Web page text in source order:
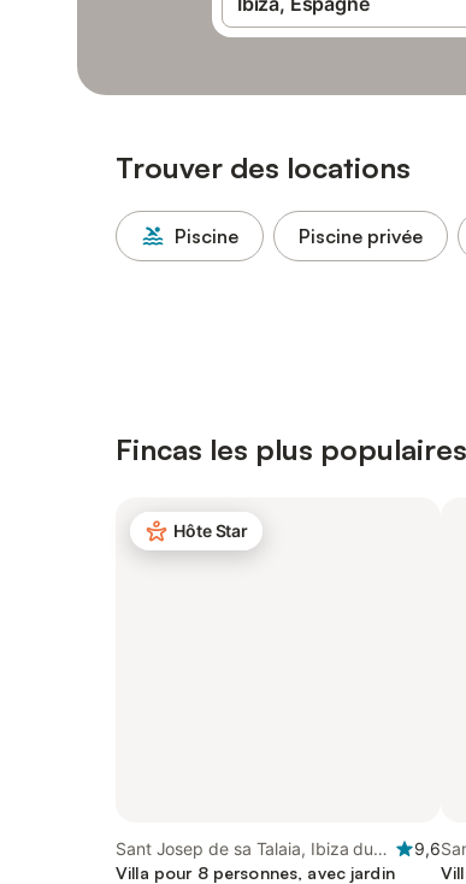
Trouver des locations
Piscine Piscine privée
Fincas les plus
Hôte Star
Sant Josep de sa Talaia, Ibiza du
Sud
9,6
Villa pour 8 personnes, avec jardin